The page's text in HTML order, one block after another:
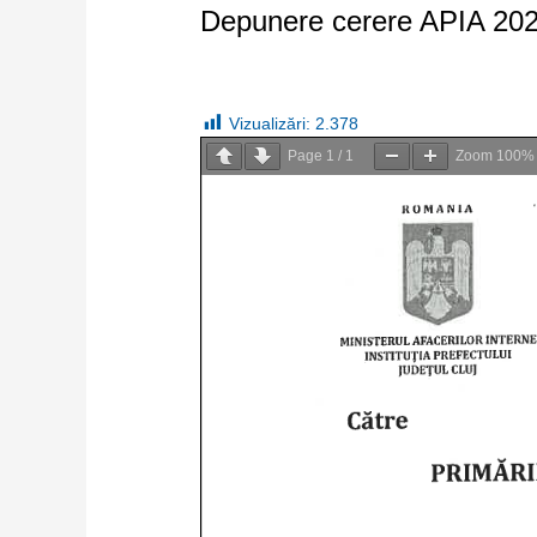
Depunere cerere APIA
Vizualizări: 2.378
Page 1 / 1 Zoom 100%